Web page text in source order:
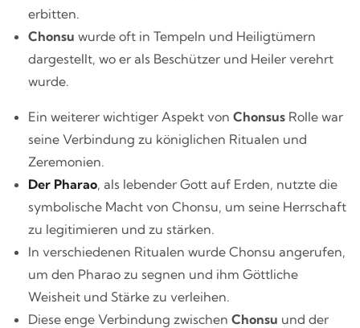
erbitten.
Chonsu wurde oft in Tempeln und Heiligtümern
dargestellt, wo er als Beschützer und Heiler verehrt
wurde.
Ein weiterer wichtiger Aspekt von Chonsus Rolle war
seine Verbindung zu königlichen Ritualen und
Zeremonien.
Der Pharao, als lebender Gott auf Erden, nutzte die
symbolische Macht von Chonsu, um seine Herrschaft
zu legitimieren und zu stärken.
In verschiedenen Ritualen wurde Chonsu angerufen,
um den Pharao zu segnen und ihm Göttliche
Weisheit und Stärke zu verleihen.
Diese enge Verbindung zwischen Chonsu und der